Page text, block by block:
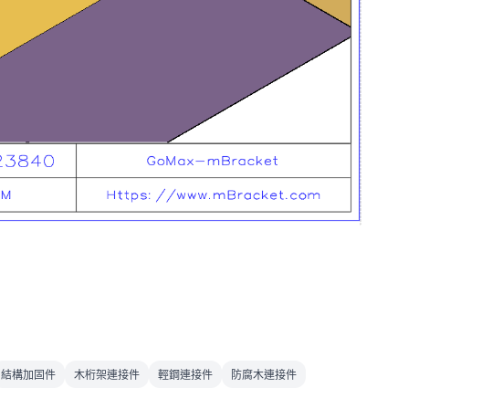
結構加固件 木桁架連接件 輕鋼連接件
防腐木連接件